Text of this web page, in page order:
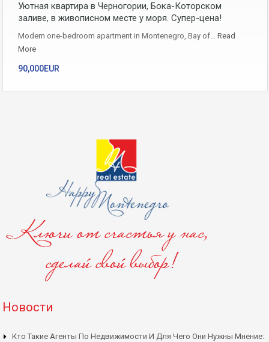
Уютная квартира в Черногории, Бока-Которском
заливе, в живописном месте у моря. Супер-цена!
Modern one-bedroom apartment in Montenegro, Bay of… Read
More
90,000EUR
Новости
Кто Такие Агенты По Недвижимости И Для Чего Они Нужны Мнение: